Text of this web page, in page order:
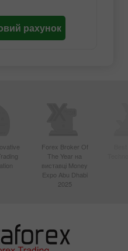
рахунок
Forex Broker Of
The Year на
виставці Money
Expo Abu Dhabi
2025